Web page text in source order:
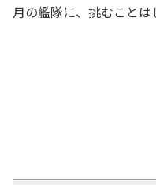
月の艦隊に、挑むことは